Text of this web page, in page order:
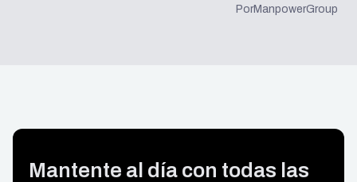
PorManpowerGroup
Mantente al día con todas las